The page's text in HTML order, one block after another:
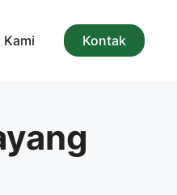
Kontak